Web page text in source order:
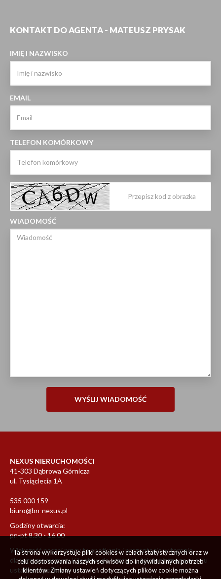
KONTAKT DO AGENTA - MATEUSZ PRYSAK
IMIĘ I NAZWISKO
EMAIL
TELEFON KOMÓRKOWY
WIADOMOŚĆ
NEXUS NIERUCHOMOŚCI
41-303 Dąbrowa Górnicza
ul. Tysiąclecia 1A
535 000 159
biuro@bn-nexus.pl
Godziny otwarcia:
pn-pt 8.30 - 16.00
Większość naszej pracy to spotkania i prezentacje w terenie
dlatego zapraszamy Klientów do kontaktu telefonicznego w celu
ustalenia spotkania.
Ta strona wykorzystuje pliki cookies w celach statystycznych oraz w
celu dostosowania naszych serwisów do indywidualnych potrzeb
klientów. Zmiany ustawień dotyczących plików cookie można